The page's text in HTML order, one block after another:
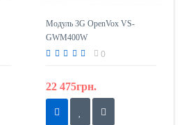
Модуль 3G OpenVox VS-
GWM400W
0
22 475грн.